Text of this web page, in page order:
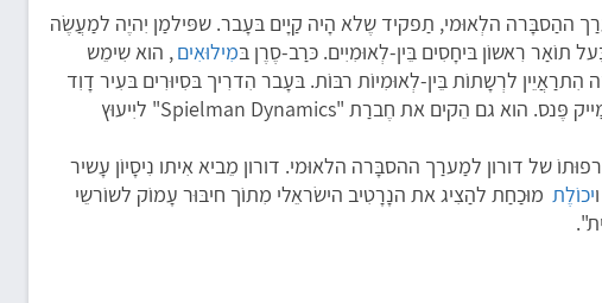
ההַסבָּרה הלְאוּמי, תַפקיד שֶלא הָיה קַיָים בּעָבר. שפּילמַן יִהיֶה למַעֲשֶׂה
מִילוּאִים, הוא שִימֵש
לרְשָתוֹת בֵּין-לְאוּמִיוֹת רבּוֹת. בּעָבר הִדרִיך בּסִיוּרִים בּעִיר דָוִד
נשׂיא ארה"ב לשֶעָבַר מַייק פֶּנס. הוא גם הֵקים את חֶברַת "Spielman Dynamics" ליִיעוּץ
של דורון למַערַך ההסבָּרה הלאוּמי. דורון מֵביא אִיתו נִיסָיוֹן עָשיר
יכוֹלֶת מוּכַחַת להַצִיג את הנָרָטִיב הישׂראֵלי מִתוֹך חיבּוּר עָמוֹק לשוֹרשֵי